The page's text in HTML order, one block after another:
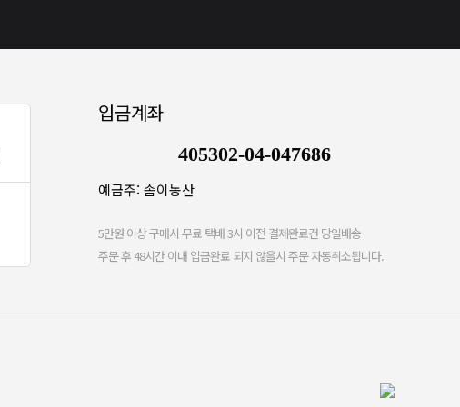
입금계좌
405302-04-047686
예금주: 솜이농산
5만원 이상 구매시 무료 택배 3시 이전 결제완료건 당일배송
주문 후 48시간 이내 입금완료 되지 않을시 주문 자동취소됩니다.